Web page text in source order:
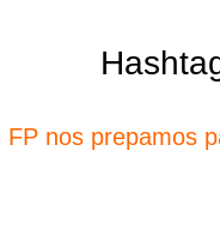
FP nos prepamos